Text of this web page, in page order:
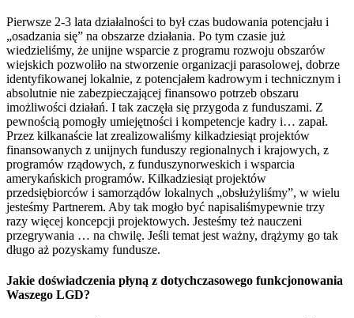
Pierwsze 2-3 lata działalności to był czas budowania potencjału i
„osadzania się” na obszarze działania. Po tym czasie już
wiedzieliśmy, że unijne wsparcie z programu rozwoju obszarów
wiejskich pozwoliło na stworzenie organizacji parasolowej, dobrze
identyfikowanej lokalnie, z potencjałem kadrowym i technicznym i
absolutnie nie zabezpieczającej finansowo potrzeb obszaru
imożliwości działań. I tak zaczęła się przygoda z funduszami. Z
pewnością pomogły umiejętności i kompetencje kadry i… zapał.
Przez kilkanaście lat zrealizowaliśmy kilkadziesiąt projektów
finansowanych z unijnych funduszy regionalnych i krajowych, z
programów rządowych, z funduszynorweskich i wsparcia
amerykańskich programów. Kilkadziesiąt projektów
przedsiębiorców i samorządów lokalnych „obsłużyliśmy”, w wielu
jesteśmy Partnerem. Aby tak mogło być napisaliśmypewnie trzy
razy więcej koncepcji projektowych. Jesteśmy też nauczeni
przegrywania … na chwilę. Jeśli temat jest ważny, drążymy go tak
długo aż pozyskamy fundusze.
Jakie doświadczenia płyną z dotychczasowego funkcjonowania
Waszego LGD?